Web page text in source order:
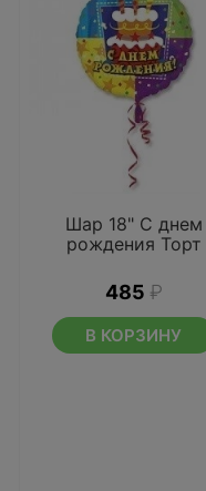
Шар 18" С днем
рождения Торт
485 ₽
В КОРЗИНУ